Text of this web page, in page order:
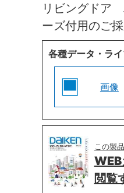
リビングド
ーズ付用のご
各種データ・ラ
画像
この製
WEB
閲覧